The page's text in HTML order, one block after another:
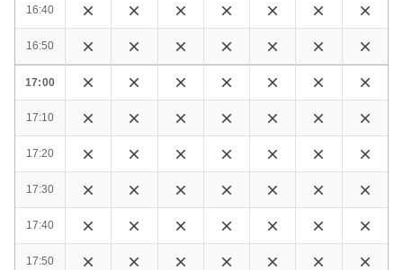
16:40
16:50
17:00
17:10
17:20
17:30
17:40
17:50